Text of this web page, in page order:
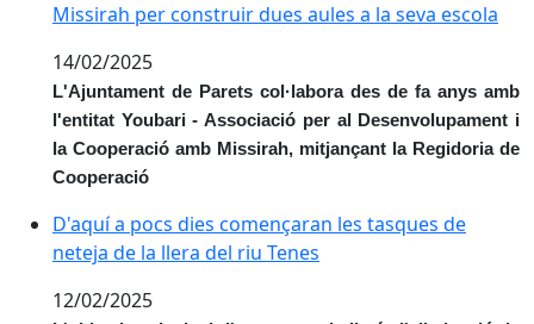
Missirah per construir dues aules a la seva escola
14/02/2025
L'Ajuntament de Parets col·labora des de fa anys amb
l'entitat Youbari - Associació per al Desenvolupament i
la Cooperació amb Missirah, mitjançant la Regidoria de
Cooperació
D'aquí a pocs dies començaran les tasques de neteja
D'aquí a pocs dies començaran les tasques de
neteja de la llera del riu Tenes
12/02/2025